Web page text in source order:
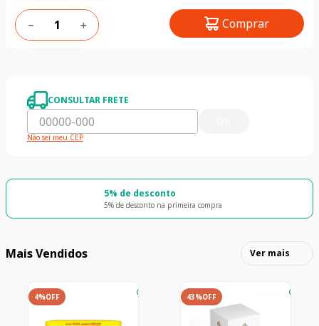
＋
－ Comprar
CONSULTAR FRETE
Não sei meu CEP
5% de desconto
5% de desconto na primeira compra
Mais Vendidos Ver mais
4%OFF 43%OFF